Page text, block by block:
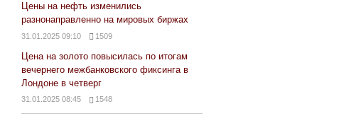
Цены на нефть изменились
разнонаправленно на мировых биржах
31.01.2025 09:10 1509
Цена на золото повысилась по итогам
вечернего межбанковского фиксинга в
Лондоне в четверг
31.01.2025 08:45 1548